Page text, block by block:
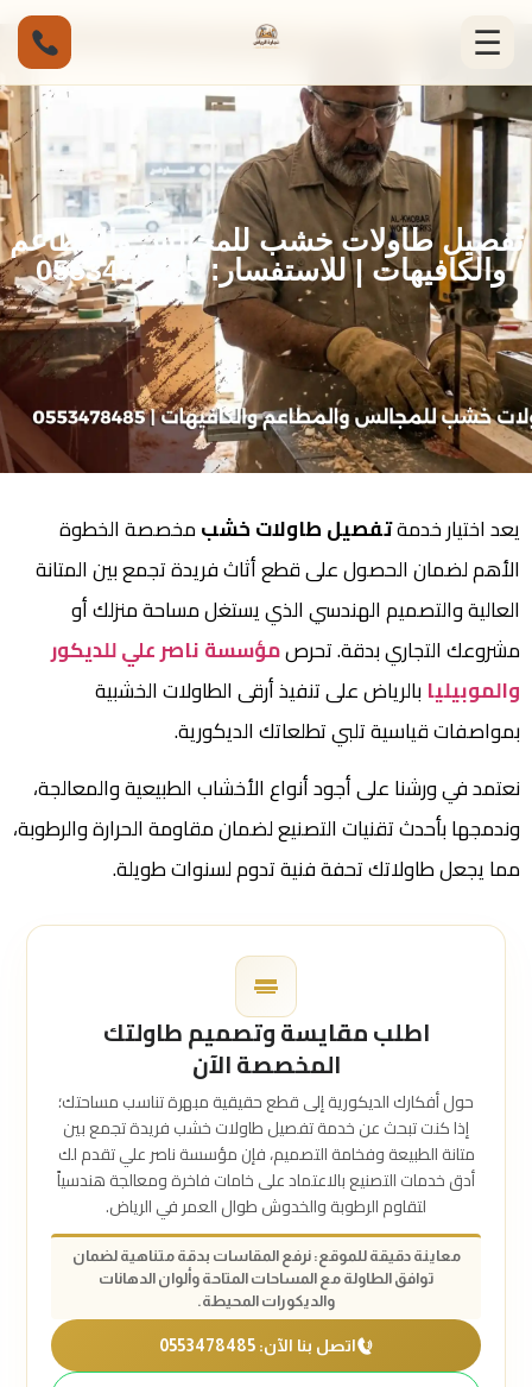
☰
تفصيل طاولات خشب للمجالس والمطاعم
والكافيهات | للاستفسار: 0553478485
يعد اختيار خدمةتفصيل طاولات خشبمخصصة الخطوة
الأهم لضمان الحصول على قطع أثاث فريدة تجمع بين المتانة
العالية والتصميم الهندسي الذي يستغل مساحة منزلك أو
مشروعك التجاري بدقة. تحرصمؤسسة ناصر علي للديكور
والموبيليا بالرياض على تنفيذ أرقى الطاولات الخشبية
بمواصفات قياسية تلبي تطلعاتك الديكورية.
نعتمد في ورشنا على أجود أنواع الأخشاب الطبيعية والمعالجة،
وندمجها بأحدث تقنيات التصنيع لضمان مقاومة الحرارة والرطوبة،
مما يجعل طاولاتك تحفة فنية تدوم لسنوات طويلة.
اطلب مقايسة وتصميم طاولتك
المخصصة الآن
حول أفكارك الديكورية إلى قطع حقيقية مبهرة تناسب مساحتك؛
إذا كنت تبحث عن خدمة تفصيل طاولات خشب فريدة تجمع بين
متانة الطبيعة وفخامة التصميم، فإن مؤسسة ناصر علي تقدم لك
أدق خدمات التصنيع بالاعتماد على خامات فاخرة ومعالجة هندسياً
لتقاوم الرطوبة والخدوش طوال العمر في الرياض.
معاينة دقيقة للموقع: نرفع المقاسات بدقة متناهية لضمان
توافق الطاولة مع المساحات المتاحة وألوان الدهانات
والديكورات المحيطة.
اتصل بنا الآن: 0553478485